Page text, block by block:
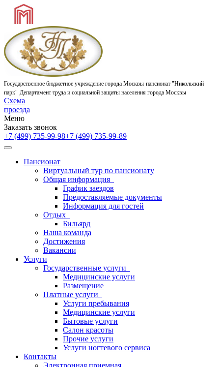
Государственное бюджетное учреждение города Москвы пансионат "Никольский
парк" Департамент труда и социальной защиты населения города Москвы
Схема
проезда
Меню
Заказать звонок
+7 (499) 735-99-98+7 (499) 735-99-89
Пансионат
Виртуальный тур по пансионату
Общая информация
График заездов
Предоставляемые документы
Информация для гостей
Отдых
Бильярд
Наша команда
Достижения
Вакансии
Услуги
Государственные услуги
Медицинские услуги
Размещение
Платные услуги
Услуги пребывания
Медицинские услуги
Бытовые услуги
Салон красоты
Прочие услуги
Услуги ногтевого сервиса
Контакты